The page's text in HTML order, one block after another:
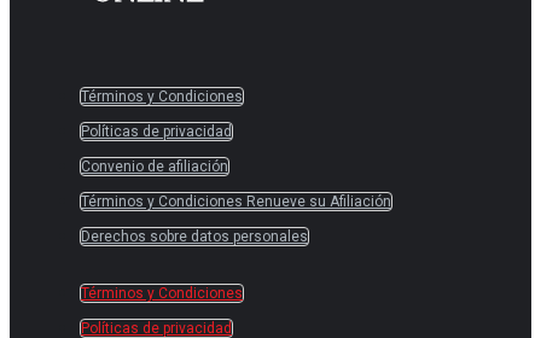
Términos y Condiciones
Políticas de privacidad
Convenio de afiliación
Términos y Condiciones Renueve su Afiliación
Derechos sobre datos personales
Términos y Condiciones
Políticas de privacidad